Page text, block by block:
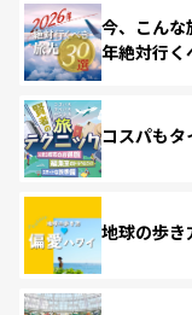
今、こんな
年絶対行く
コスパも
地球の歩